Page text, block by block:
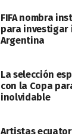
FIFA nombra
para investigar
Argentina
La selección
con la Copa
inolvidable
Artistas